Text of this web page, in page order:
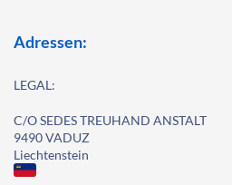
Adressen:
LEGAL:
C/O SEDES TREUHAND ANSTALT
9490 VADUZ
Liechtenstein